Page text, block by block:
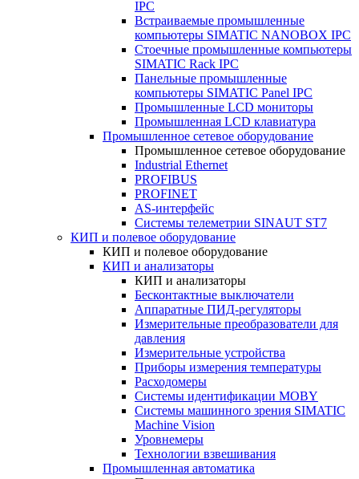
IPC
Встраиваемые промышленные
компьютеры SIMATIC NANOBOX IPC
Стоечные промышленные компьютеры
SIMATIC Rack IPC
Панельные промышленные
компьютеры SIMATIC Panel IPC
Промышленные LCD мониторы
Промышленная LCD клавиатура
Промышленное сетевое оборудование
Промышленное сетевое оборудование
Industrial Ethernet
PROFIBUS
PROFINET
AS-интерфейс
Системы телеметрии SINAUT ST7
КИП и полевое оборудование
КИП и полевое оборудование
КИП и анализаторы
КИП и анализаторы
Бесконтактные выключатели
Аппаратные ПИД-регуляторы
Измерительные преобразователи для
давления
Измерительные устройства
Приборы измерения температуры
Расходомеры
Системы идентификации MOBY
Системы машинного зрения SIMATIC
Machine Vision
Уровнемеры
Технологии взвешивания
Промышленная автоматика